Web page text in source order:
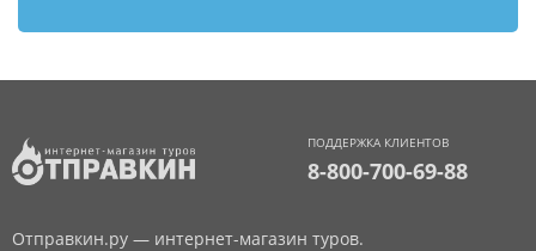
ПОДДЕРЖКА КЛИЕНТОВ
8-800-700-69-88
Отправкин.ру — интернет-магазин туров.